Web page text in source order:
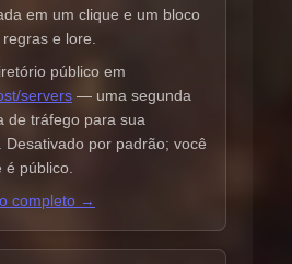
em um clique e um bloco
e lore.
público em
servers — uma segunda
de tráfego para sua
Desativado por padrão; você
público.
completo →